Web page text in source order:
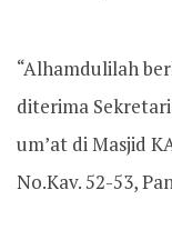
“Alhamdulilah
diterima
um’at di Masjid
No.Kav. 52-53,